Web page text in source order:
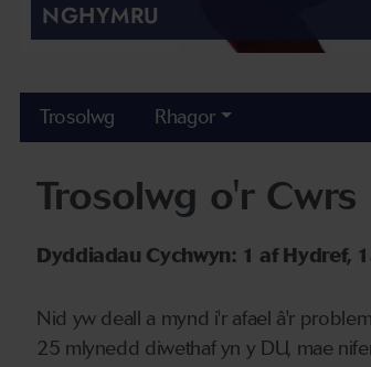
NGHYMRU
Trosolwg Rhagor
Trosolwg o'r Cwrs
Dyddiadau Cychwyn: 1 af Hydref,
Nid yw deall a mynd i'r afael â'r
25 mlynedd diwethaf yn y DU, mae